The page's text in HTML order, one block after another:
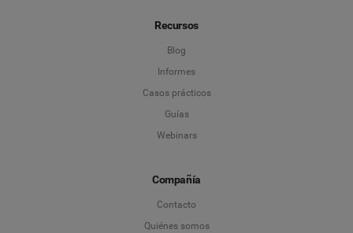
Recursos
Blog
Informes
Casos prácticos
Guías
Webinars
Compañía
Contacto
Quiénes somos